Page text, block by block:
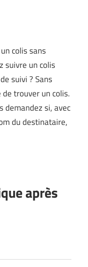
colis sans
suivre un colis
suivi ? Sans
trouver un colis.
demandez si, avec
du destinataire,
après